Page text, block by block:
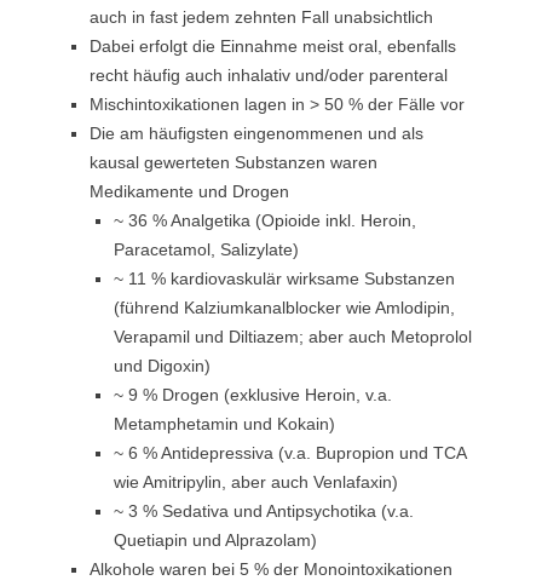
auch in fast jedem zehnten Fall unabsichtlich
Dabei erfolgt die Einnahme meist oral, ebenfalls
recht häufig auch inhalativ und/oder parenteral
Mischintoxikationen lagen in > 50 % der Fälle vor
Die am häufigsten eingenommenen und als
kausal gewerteten Substanzen waren
Medikamente und Drogen
~ 36 % Analgetika (Opioide inkl. Heroin,
Paracetamol, Salizylate)
~ 11 % kardiovaskulär wirksame Substanzen
(führend Kalziumkanalblocker wie Amlodipin,
Verapamil und Diltiazem; aber auch Metoprolol
und Digoxin)
~ 9 % Drogen (exklusive Heroin, v.a.
Metamphetamin und Kokain)
~ 6 % Antidepressiva (v.a. Bupropion und TCA
wie Amitripylin, aber auch Venlafaxin)
~ 3 % Sedativa und Antipsychotika (v.a.
Quetiapin und Alprazolam)
Alkohole waren bei 5 % der Monointoxikationen